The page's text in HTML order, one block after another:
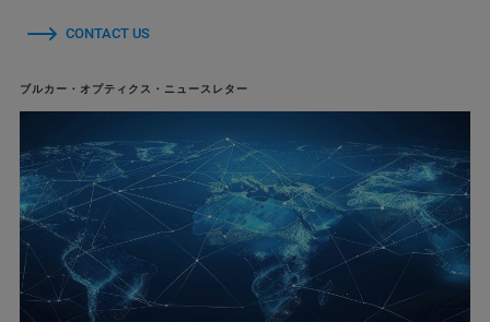
CONTACT US
ブルカー・オプティクス・ニュースレター